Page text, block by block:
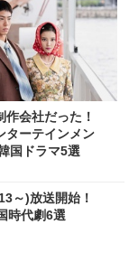
作会社だった！
ターテインメン
国ドラマ5選
～)放送開始！
時代劇6選